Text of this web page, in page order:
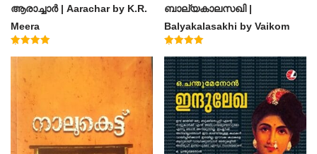
ആരാച്ചാര്‍ | Aarachar by K.R.
Meera
ബാല്യകാലസഖി |
Balyakalasakhi by Vaikom
Muhammad Basheer
4.60
out of 5